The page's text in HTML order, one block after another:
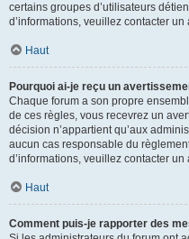
certains groupes d’utilisateurs
d’informations, veuillez contacter
Haut
Pourquoi ai-je reçu un
Chaque forum a son propre
de ces règles, vous recevrez un
décision n’appartient qu’aux
aucun cas responsable du
d’informations, veuillez contacter
Haut
Comment puis-je rapporter des